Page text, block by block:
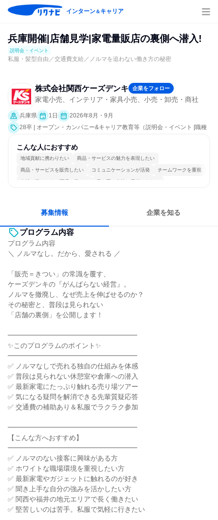
インターン＆キャリア
兵庫開催|店舗見学|家電量販店の裏側へ潜入!
説明会・イベント
私服・髪型自由／交通費支給／ノルマを追わない働き方の秘密
株式会社関西ケーズデンキ 企業をフォロー
家電小売、インテリア・家具小売、小売・卸売・商社
兵庫県 1日
2026年8月・9月
28卒 | オープン・カンパニー&キャリア教育等（説明会・イベント [職種
究]）
こんな人におすすめ
地域貢献に携わりたい 商品・サービスの魅力を表現したい
商品・サービスを販売したい コミュニケーションが活発 チームワークを重視
女性が働きやすい環境で働ける 長く同じ会社に居続けられる
募集情報 企業を知る
プログラム内容
プログラム内容
＼ ノルマなし。だから、愛される ／
「販売＝きつい」の常識を覆す、
ケーズデンキの『がんばらない経営』。
ノルマを撤廃し、なぜ売上を伸ばせるのか？
その秘密と、普段は見られない
「店舗の裏側」を公開します！
━━━━━━━━━━━━━━━━━━━
✨このプログラムのポイント✨
━━━━━━━━━━━━━━━━━━━
✅ ノルマなしで売れる独自の仕組みを体感
✅ 普段は見られない休憩室や倉庫への潜入
✅ 最新家電にたっぷり触れる売り場ツアー
✅ 気になる疑問を解消できる先輩質疑応答
✅ 交通費の補助あり＆私服でラクラク参加
━━━━━━━━━━━━━━━━━━━
【こんな方へおすすめ】
━━━━━━━━━━━━━━━━━━━
✅ ノルマのない接客に興味がある方
✅ ホワイトな職場環境を重視したい方
✅ 最新家電やガジェットに触れるのが好き
✅ 聞き上手な自分の強みを活かしたい方
✅ 関西や福井の地元エリアで長く働きたい
✅ 堅苦しいのは苦手。私服で気軽に行きたい